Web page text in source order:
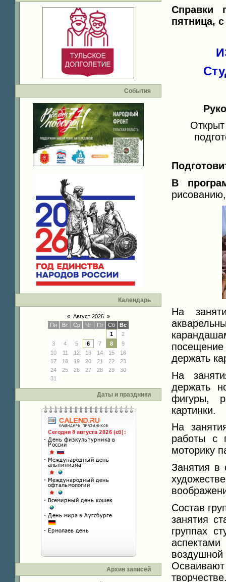
События
Календарь
« Август 2026 »
Пн
Вт Ср Чт Пт Сб
Вс
1
2
3
4 5 6 7 8
9
10
11 12 13 14 15
16
17
18 19 20 21 22
23
24
25 26 27 28 29
30
31
Даты и праздники
Архив записей
Справки
пятница,
В
На
посещение
держать
На
держать
фигуры,
картинки.
На
работы с
моторику
Занятия в
Состав
занятия
группах